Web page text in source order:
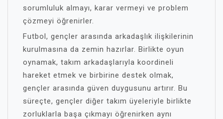
sorumluluk almayı, karar vermeyi ve problem
çözmeyi öğrenirler.
Futbol, gençler arasında arkadaşlık ilişkilerinin
kurulmasına da zemin hazırlar. Birlikte oyun
oynamak, takım arkadaşlarıyla koordineli
hareket etmek ve birbirine destek olmak,
gençler arasında güven duygusunu artırır. Bu
süreçte, gençler diğer takım üyeleriyle birlikte
zorluklarla başa çıkmayı öğrenirken aynı